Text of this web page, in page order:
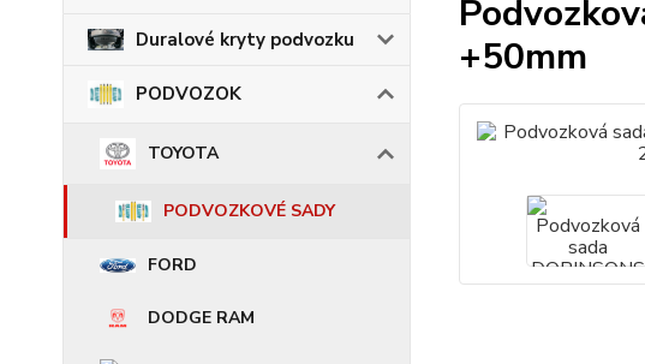
Duralové kryty podvozku
PODVOZOK
TOYOTA
PODVOZKOVÉ SADY
FORD
DODGE RAM
+50mm